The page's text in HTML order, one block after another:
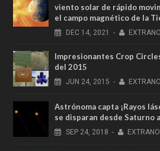
viento solar de rápido
el campo magnético de la
DEC 14, 2021 -
Impresionantes Crop
del 2015
JUN 24, 2015 -
Astrónoma capta ¡Rayos
se disparan desde Saturno
SEP 24, 2018 -